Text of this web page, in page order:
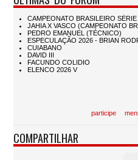
participe
COMPARTILHAR